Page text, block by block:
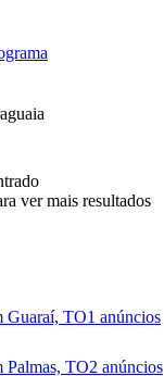
ver mais resultados
Guaraí, TO1 anúncios
Palmas, TO2 anúncios